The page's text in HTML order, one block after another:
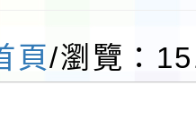
臺北
術教育日」
年度第1學
課鐘點教
童課後照顧
頁/瀏覽：